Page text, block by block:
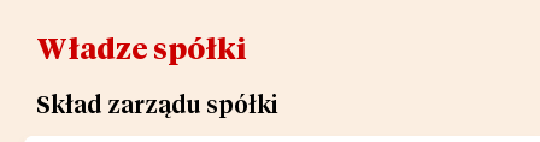
Władze spółki
Skład zarządu spółki